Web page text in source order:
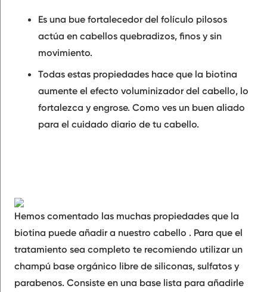
Es una bue fortalecedor del folículo pilosos
actúa en cabellos quebradizos, finos y sin
movimiento.
Todas estas propiedades hace que la biotina
aumente el efecto voluminizador del cabello, lo
fortalezca y engrose. Como ves un buen aliado
para el cuidado diario de tu cabello.
Hemos comentado las muchas propiedades que la
biotina puede añadir a nuestro cabello . Para que el
tratamiento sea completo te recomiendo utilizar un
champú base orgánico libre de siliconas, sulfatos y
parabenos. Consiste en una base lista para añadirle